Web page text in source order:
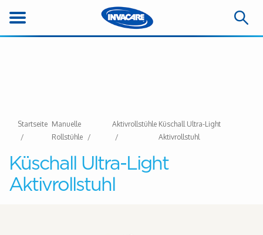
Startseite Manuelle
Rollstühle
Aktivrollstühle Küschall Ultra-Light
Aktivrollstuhl
Küschall Ultra-Light
Aktivrollstuhl